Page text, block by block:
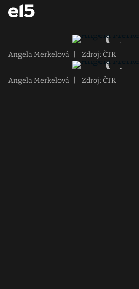
Angela Merkelová Zdroj: ČTK
Angela Merkelová Zdroj: ČTK